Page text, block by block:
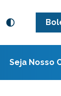
Seja Nosso